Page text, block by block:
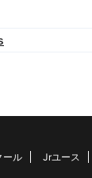
ール Jrユース